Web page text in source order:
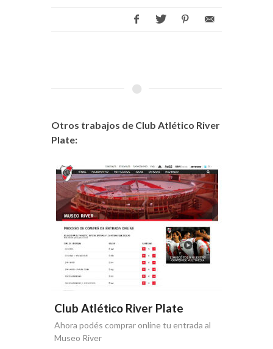
Otros trabajos de Club Atlético River
Plate:
Club Atlético River Plate
Ahora podés comprar online tu entrada al
Museo River